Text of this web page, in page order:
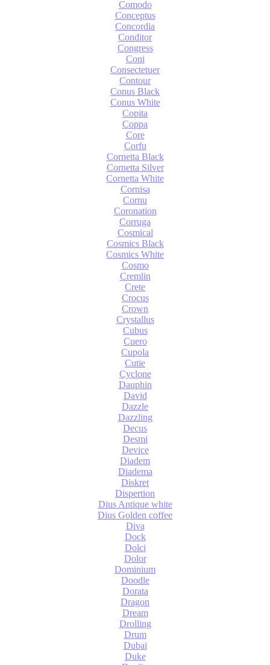
Comodo
Conceptus
Concordia
Conditor
Congress
Coni
Consectetuer
Contour
Conus Black
Conus White
Copita
Coppa
Core
Corfu
Cornetta Black
Cornetta Silver
Cornetta White
Cornisa
Cornu
Coronation
Corruga
Cosmical
Cosmics Black
Cosmics White
Cosmo
Cremlin
Crete
Crocus
Crown
Crystallus
Cubus
Cuero
Cupola
Cutie
Cyclone
Dauphin
David
Dazzle
Dazzling
Decus
Desmi
Device
Diadem
Diadema
Diskret
Dispertion
Dius Antique white
Dius Golden coffee
Diva
Dock
Dolci
Dolor
Dominium
Doodle
Dorata
Dragon
Dream
Drolling
Drum
Dubai
Duke